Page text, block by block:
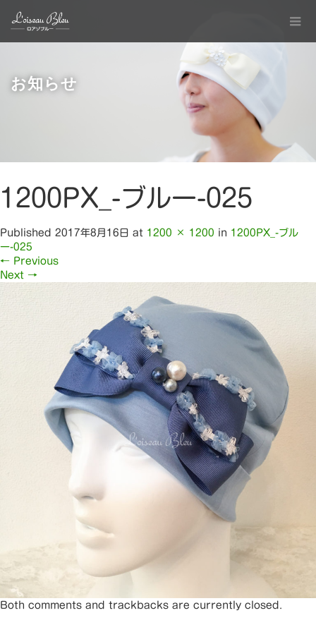
お知らせ
1200PX_-ブルー-025
Published 2017年8月16日 at 1200 × 1200 in 1200PX_-ブル
ー-025
← Previous
Next →
Both comments and trackbacks are currently closed.